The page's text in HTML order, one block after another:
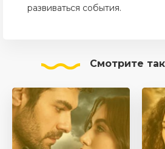
развиваться события.
Смотрите